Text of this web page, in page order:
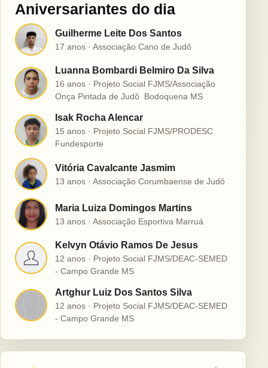
Aniversariantes do dia
G Guilherme Leite Dos Santos
17 anos · Associação Cano de Judô
L
Luanna Bombardi Belmiro Da Silva
16 anos · Projeto Social FJMS/Associação
Onça Pintada de Judô  Bodoquena MS
I
Isak Rocha Alencar
15 anos · Projeto Social FJMS/PRODESC
Fundesporte
V Vitória Cavalcante Jasmim
13 anos · Associação Corumbaense de Judô
M Maria Luiza Domingos Martins
13 anos · Associação Esportiva Marruá
K
Kelvyn Otávio Ramos De Jesus
12 anos · Projeto Social FJMS/DEAC-SEMED
- Campo Grande MS
Artghur Luiz Dos Santos Silva
12 anos · Projeto Social FJMS/DEAC-SEMED
- Campo Grande MS